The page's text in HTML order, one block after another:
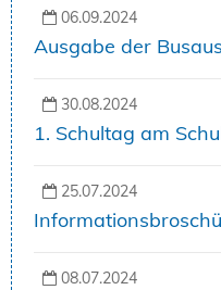
06.09.2024
Ausgabe der
30.08.2024
1. Schultag am
25.07.2024
08.07.2024